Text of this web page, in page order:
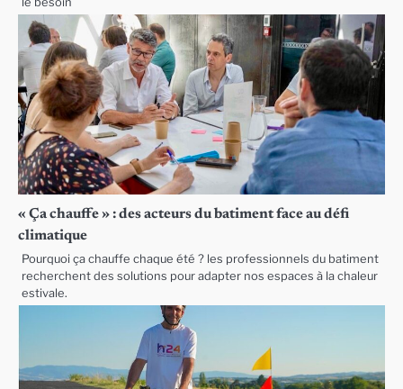
« Ça chauffe » : des acteurs du batiment face au défi
climatique
Pourquoi ça chauffe chaque été ? les professionnels du batiment
recherchent des solutions pour adapter nos espaces à la chaleur
estivale.